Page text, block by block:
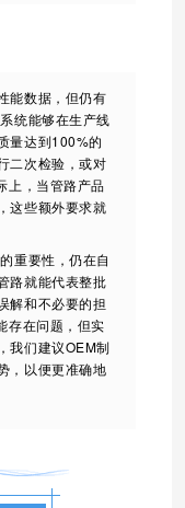
能数据，但仍有
统能够在生产线
量达到100%的
二次检验，或对
上，当管路产品
这些额外要求就
重要性，仍在自
路就能代表整批
解和不必要的担
存在问题，但实
我们建议OEM制
，以便更准确地